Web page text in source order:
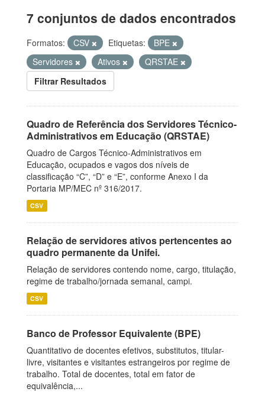
7 conjuntos de dados encontrados
Formatos: CSV Etiquetas:
BPE
Servidores
Ativos
QRSTAE
Filtrar Resultados
Quadro de Referência dos Servidores Técnico-
Administrativos em Educação (QRSTAE)
Quadro de Cargos Técnico-Administrativos em
Educação, ocupados e vagos dos níveis de
classificação “C”, “D” e “E”, conforme Anexo I da
Portaria MP/MEC nº 316/2017.
CSV
Relação de servidores ativos pertencentes ao
quadro permanente da Unifei.
Relação de servidores contendo nome, cargo, titulação,
regime de trabalho/jornada semanal, campi.
CSV
Banco de Professor Equivalente (BPE)
Quantitativo de docentes efetivos, substitutos, titular-
livre, visitantes e visitantes estrangeiros por regime de
trabalho. Total de docentes, total em fator de
equivalência,...